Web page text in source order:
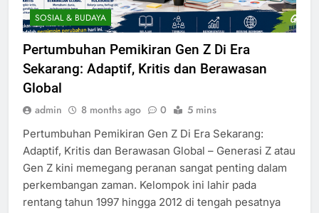
SOSIAL & BUDAYA
Pertumbuhan Pemikiran Gen Z Di Era
Sekarang: Adaptif, Kritis dan Berawasan
Global
admin 8 months ago 0 5 mins
Pertumbuhan Pemikiran Gen Z Di Era Sekarang:
Adaptif, Kritis dan Berawasan Global – Generasi Z atau
Gen Z kini memegang peranan sangat penting dalam
perkembangan zaman. Kelompok ini lahir pada
rentang tahun 1997 hingga 2012 di tengah pesatnya